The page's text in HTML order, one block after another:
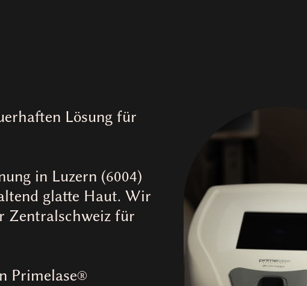
Lösung für
in Luzern (6004)
glatte Haut. Wir
Zentralschweiz für
Primelase®